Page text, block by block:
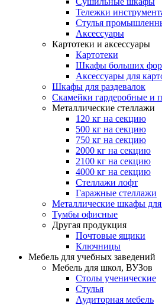
Тележки
Стулья
Аксессуары
Картотеки и аксессуары
Картотеки
Шкафы больших
Аксессуары для
Шкафы для раздевалок
Скамейки гардеробные и
Металлические стеллажи
120 кг на секцию
500 кг на секцию
750 кг на секцию
2000 кг на секцию
2100 кг на секцию
4000 кг на секцию
Стеллажи лофт
Гаражные стеллажи
Металлические шкафы
Тумбы офисные
Другая продукция
Почтовые ящики
Ключницы
Мебель для учебных заведений
Мебель для школ, ВУЗов
Столы ученические
Стулья
Аудиторная мебель